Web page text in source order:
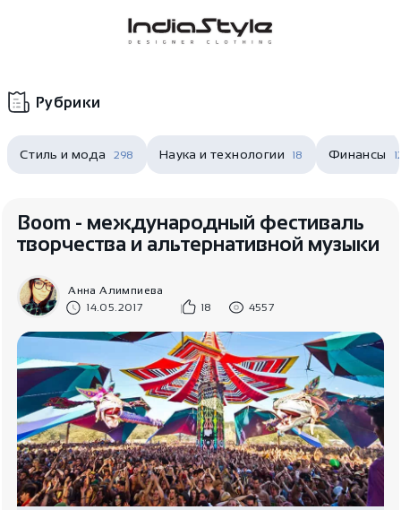
Корзина
В корзиненеттоваров
Рубрики
Стиль и мода 298 Наука и технологии 18 Финансы
Boom - международный фестиваль
творчества и альтернативной музыки
Анна Алимпиева
14.05.2017
18 4557